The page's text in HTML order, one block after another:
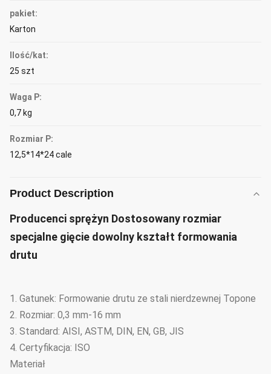
pakiet:
Karton
Ilość/kat:
25 szt
Waga P:
0,7 kg
Rozmiar P:
12,5*14*24 cale
Product Description
Producenci sprężyn Dostosowany rozmiar
specjalne gięcie dowolny kształt formowania
drutu
1. Gatunek: Formowanie drutu ze stali nierdzewnej Topone
2. Rozmiar: 0,3 mm-16 mm
3. Standard: AISI, ASTM, DIN, EN, GB, JIS
4. Certyfikacja: ISO
Materiał